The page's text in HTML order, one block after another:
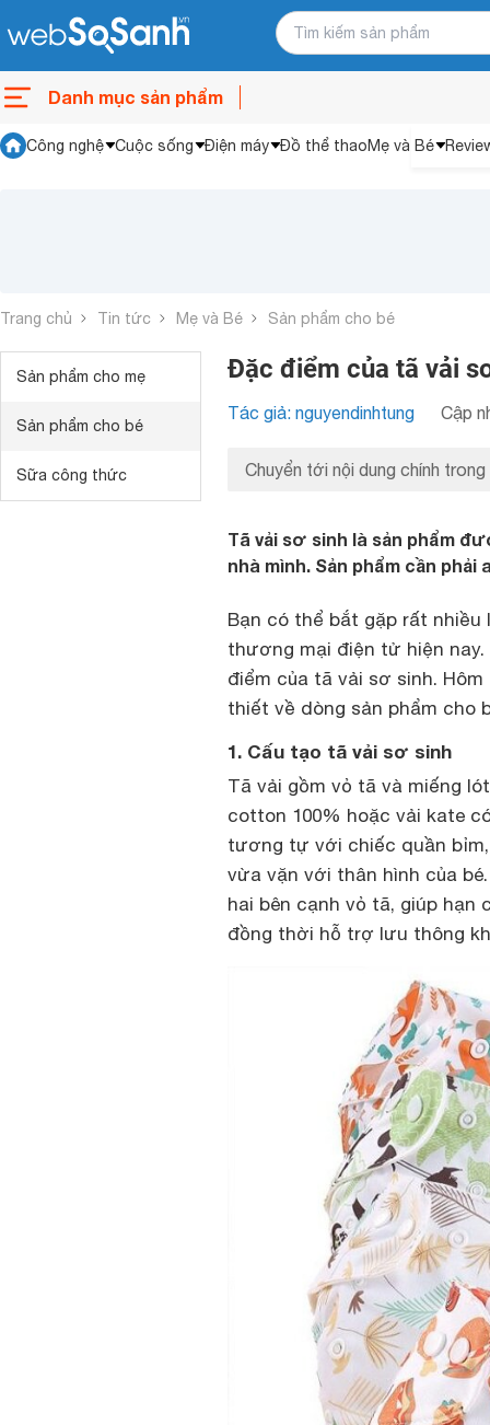
Danh mục sản phẩm
Công nghệ Cuộc sống Điện máy Đồ thể thaoMẹ và Bé
Trang chủ Tin tức Mẹ và Bé Sản phẩm cho bé
Sản phẩm cho mẹ
Sản phẩm cho bé
Sữa công thức
Đặc điểm của tã vải
Tác giả: nguyendinhtung Cập
Chuyển tới nội dung chính trong
Tã vải sơ sinh là sản phẩm
nhà mình. Sản phẩm cần
Bạn có thể bắt gặp rất
thương mại điện tử hiện nay.
điểm của tã vải sơ sinh.
thiết về dòng sản phẩm cho
1. Cấu tạo tã vải sơ sinh
Tã vải gồm vỏ tã và miếng
cotton 100% hoặc vải kate
tương tự với chiếc quần
vừa vặn với thân hình của
hai bên cạnh vỏ tã, giúp
đồng thời hỗ trợ lưu thông